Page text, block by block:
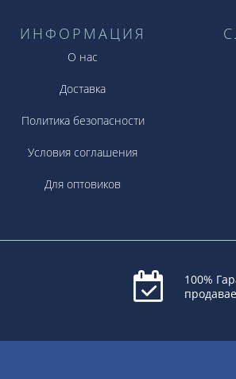
ИНФОРМАЦИЯ
О нас
Доставка
Политика безопасности
Условия соглашения
Для оптовиков
100%